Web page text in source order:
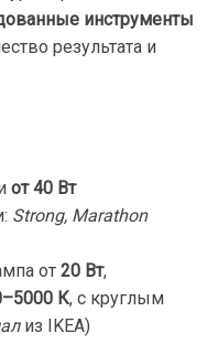
инструменты
результата и
от40 Вт
Strong, Marathon
от 20 Вт,
5000 К, с круглым
из IKEA)